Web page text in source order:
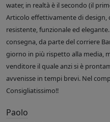
water, in realtà è il secondo (il
Articolo effettivamente di
resistente, funzionale ed
consegna, da parte del corriere
giorno in più rispetto alla media,
venditore il quale anzi si è
avvenisse in tempi brevi. Nel
Consigliatissimo!!
Paolo